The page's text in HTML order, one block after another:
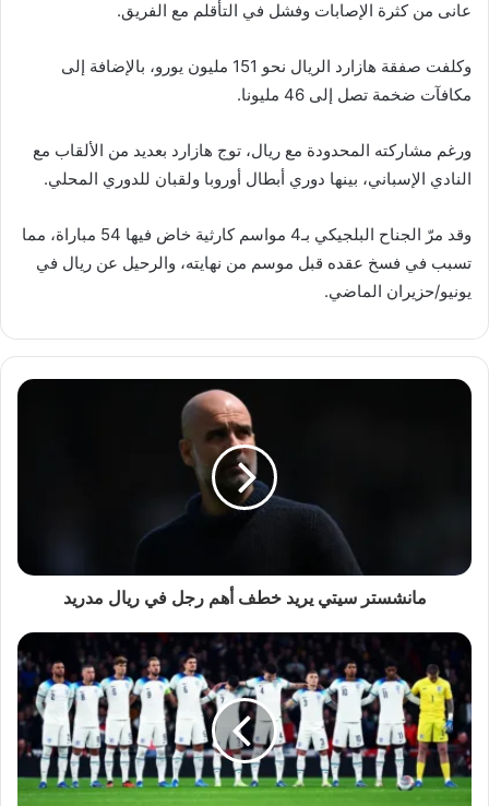
عانى من كثرة الإصابات وفشل في التأقلم مع الفريق.
وكلفت صفقة هازارد الريال نحو 151 مليون يورو، بالإضافة إلى
مكافآت ضخمة تصل إلى 46 مليونا.
ورغم مشاركته المحدودة مع ريال، توج هازارد بعديد من الألقاب مع
النادي الإسباني، بينها دوري أبطال أوروبا ولقبان للدوري المحلي.
وقد مرّ الجناح البلجيكي بـ4 مواسم كارثية خاض فيها 54 مباراة، مما
تسبب في فسخ عقده قبل موسم من نهايته، والرحيل عن ريال في
يونيو/حزيران الماضي.
مانشستر سيتي يريد خطف أهم رجل في ريال مدريد